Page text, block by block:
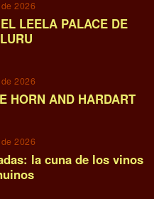
2026
LEELA PALACE DE
2026
HORN AND HARDART
06
2026
la cuna de los vinos